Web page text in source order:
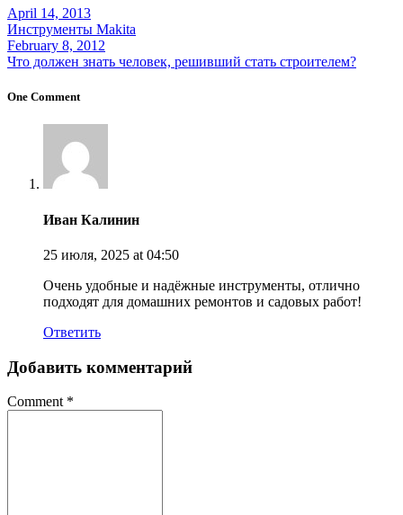
April 14, 2013
Инструменты Makita
February 8, 2012
Что должен знать человек, решивший стать строителем?
One Comment
Иван Калинин
25 июля, 2025 at 04:50
Очень удобные и надёжные инструменты, отлично
подходят для домашних ремонтов и садовых работ!
Ответить
Добавить комментарий
Comment *